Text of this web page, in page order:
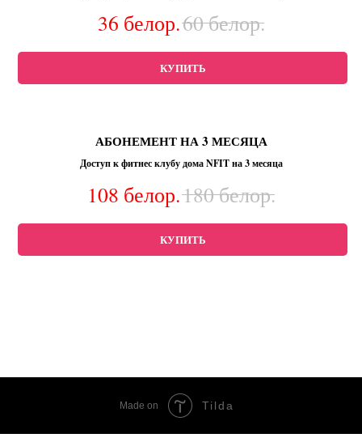
36 белор.60белор.
КУПИТЬ
АБОНЕМЕНТ НА 3 МЕСЯЦА
Доступ к фитнес клубу дома NFIT на 3 месяца
108 белор.180белор.
КУПИТЬ
Made on Tilda